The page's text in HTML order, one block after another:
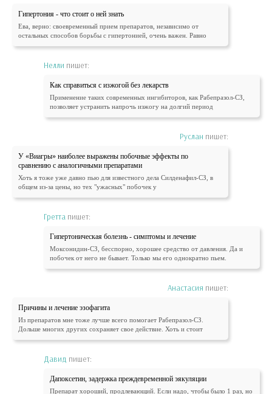
Гипертония - что стоит о ней знать
Ева, верно: своевременный прием препаратов, независимо от
остальных способов борьбы с гипертонией, очень важен. Равно
Нелли пишет:
Как справиться с изжогой без лекарств
Применение таких современных ингибиторов, как Рабепразол-СЗ,
позволяет устранить напрочь изжогу на долгий период
Руслан пишет:
У «Виагры» наиболее выражены побочные эффекты по
сравнению с аналогичными препаратами
Хоть я тоже уже давно пью для известного дела Силденафил-СЗ, в
общем из-за цены, но тех "ужасных" побочек у
Гретта пишет:
Гипертоническая болезнь - симптомы и лечение
Моксонидин-СЗ, бесспорно, хорошее средство от давления. Да и
побочек от него не бывает. Только мы его однократно пьем.
Анастасия пишет:
Причины и лечение эзофагита
Из препаратов мне тоже лучше всего помогает Рабепразол-СЗ.
Дольше многих других сохраняет свое действие. Хоть и стоит
Давид пишет:
Дапоксетин, задержка преждевременной эякуляции
Препарат хороший, продлевающий. Если надо, чтобы было 1 раз, но